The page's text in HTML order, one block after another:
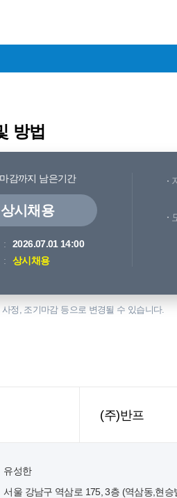
방법
감까지 남은기간
상시채용
2026.07.01 14:00
상시채용
정, 조기마감 등으로 변경될 수 있습니다.
(주)반프
유성한
서울 강남구 역삼로 175, 3층 (역삼동,현승